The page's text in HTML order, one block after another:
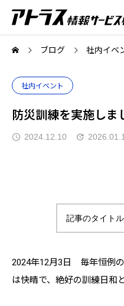
ブログ 社内イベ
社内イベント
防災訓練を実施しま
2024.12.10
記事のタイト
2024年12月3日 毎年恒例
は快晴で、絶好の訓練日和